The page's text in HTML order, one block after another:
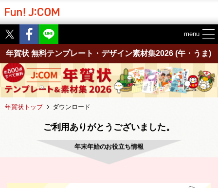
Twitter Facebook
menu
年賀状 無料テンプレート・デザイン素材集2026 (午・うま)
年賀状トップ ダウンロード
ご利用ありがとうございました。
年末年始のお役立ち情報